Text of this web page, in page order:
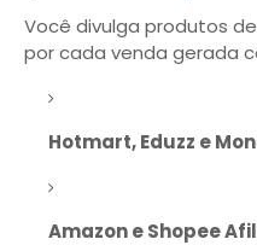
Você divulga produtos
por cada venda gerada
Hotmart, Eduzz e
Amazon e Shopee